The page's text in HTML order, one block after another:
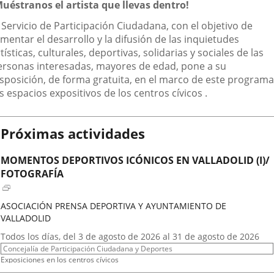
aplicación
externa.
aplicación
externa.
el artista que llevas dentro!
Servicio de Participación Ciudadana, con el objetivo de
el desarrollo y la difusión de las inquietudes
culturales, deportivas, solidarias y sociales de las
interesadas, mayores de edad, pone a su
de forma gratuita, en el marco de este
espacios expositivos de los centros cívicos .
Próximas actividades
MOMENTOS DEPORTIVOS ICÓNICOS EN VALLADOLID (I)/
FOTOGRAFÍA
ASOCIACIÓN PRENSA DEPORTIVA Y AYUNTAMIENTO DE
VALLADOLID
Fechas
del
evento
Todos los días, del 3 de agosto de 2026 al 31 de agosto de 2026
Organizador
de
Concejalía de Participación Ciudadana y Deportes
Programa
Exposiciones en los centros cívicos
Centro Cívico Científico José Antonio Valverde